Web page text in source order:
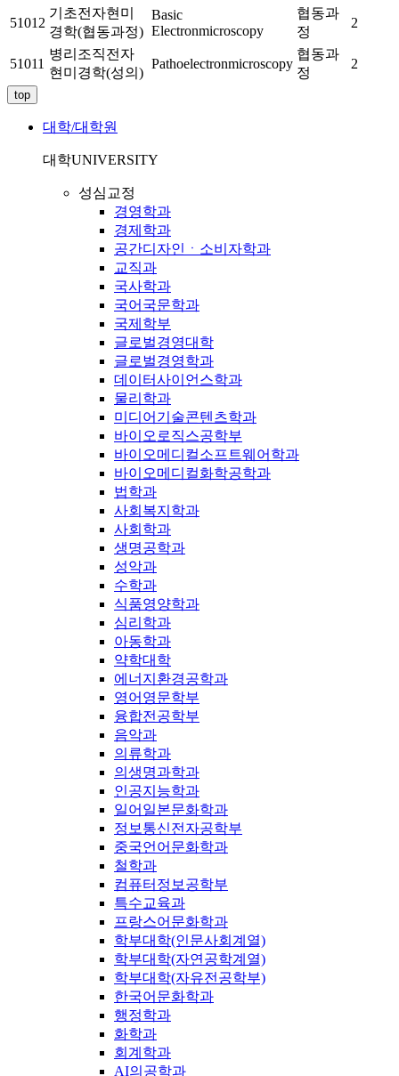
51012
기초전자현미
경학(협동과정)
Basic
Electronmicroscopy
협동과
정
2
51011
병리조직전자
현미경학(성의)
Pathoelectronmicroscopy
협동과
정
2
top
대학/대학원
대학UNIVERSITY
성심교정
경영학과
경제학과
공간디자인ㆍ소비자학과
교직과
국사학과
국어국문학과
국제학부
글로벌경영대학
글로벌경영학과
데이터사이언스학과
물리학과
미디어기술콘텐츠학과
바이오로직스공학부
바이오메디컬소프트웨어학과
바이오메디컬화학공학과
법학과
사회복지학과
사회학과
생명공학과
성악과
수학과
식품영양학과
심리학과
아동학과
약학대학
에너지환경공학과
영어영문학부
융합전공학부
음악과
의류학과
의생명과학과
인공지능학과
일어일본문화학과
정보통신전자공학부
중국언어문화학과
철학과
컴퓨터정보공학부
특수교육과
프랑스어문화학과
학부대학(인문사회계열)
학부대학(자연공학계열)
학부대학(자유전공학부)
한국어문화학과
행정학과
화학과
회계학과
AI의공학과